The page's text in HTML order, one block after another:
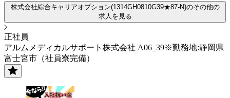
株式会社綜合キャリアオプション(1314GH0810G39★87-N)のその他の
求人を見る
正社員
アルムメディカルサポート株式会社 A06_39※勤務地:静岡県
富士宮市（社員寮完備）